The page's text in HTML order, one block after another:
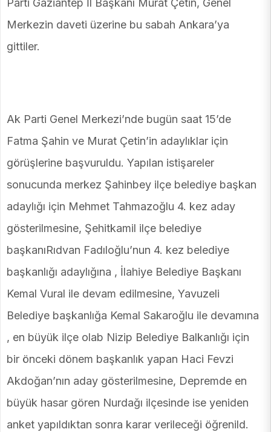
Parti Gaziantep İl Başkanı Murat Çetin, Genel
Merkezin daveti üzerine bu sabah Ankara’ya
gittiler.
Ak Parti Genel Merkezi’nde bugün saat 15’de
Fatma Şahin ve Murat Çetin’in adaylıklar için
görüşlerine başvuruldu. Yapılan istişareler
sonucunda merkez Şahinbey ilçe belediye başkan
adaylığı için Mehmet Tahmazoğlu 4. kez aday
gösterilmesine, Şehitkamil ilçe belediye
başkanıRıdvan Fadıloğlu’nun 4. kez belediye
başkanlığı adaylığına , İlahiye Belediye Başkanı
Kemal Vural ile devam edilmesine, Yavuzeli
Belediye başkanlığa Kemal Sakaroğlu ile devamına
, en büyük ilçe olab Nizip Belediye Balkanlığı için
bir önceki dönem başkanlık yapan Haci Fevzi
Akdoğan’nın aday gösterilmesine, Depremde en
büyük hasar gören Nurdağı ilçesinde ise yeniden
anket yapıldıktan sonra karar verileceği öğrenild.